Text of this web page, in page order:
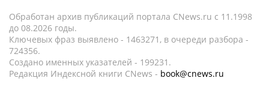
Обработан архив публикаций портала CNews.ru c 11.1998
до 08.2026 годы.
Ключевых фраз выявлено - 1463271, в очереди разбора -
724356.
Создано именных указателей - 199231.
Редакция Индексной книги CNews - book@cnews.ru